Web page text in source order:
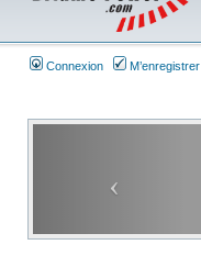
Connexion M’enregistrer